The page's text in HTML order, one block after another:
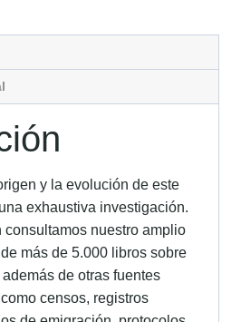
y la evolución de este
exhaustiva investigación.
consultamos nuestro amplio
más de 5.000 libros sobre
de otras fuentes
censos, registros